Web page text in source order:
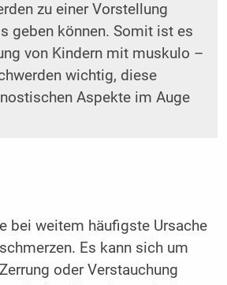
zu einer Vorstellung
geben können. Somit ist es
von Kindern mit muskulo –
wichtig, diese
Aspekte im Auge
bei weitem häufigste Ursache
Es kann sich um
oder Verstauchung